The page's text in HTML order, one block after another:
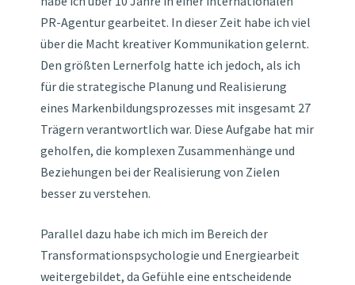
PR-Agentur gearbeitet. In dieser Zeit habe ich viel
über die Macht kreativer Kommunikation gelernt.
Den größten Lernerfolg hatte ich jedoch, als ich
für die strategische Planung und Realisierung
eines Markenbildungsprozesses mit insgesamt 27
Trägern verantwortlich war. Diese Aufgabe hat mir
geholfen, die komplexen Zusammenhänge und
Beziehungen bei der Realisierung von Zielen
besser zu verstehen.
Parallel dazu habe ich mich im Bereich der
Transformationspsychologie und Energiearbeit
weitergebildet, da Gefühle eine entscheidende